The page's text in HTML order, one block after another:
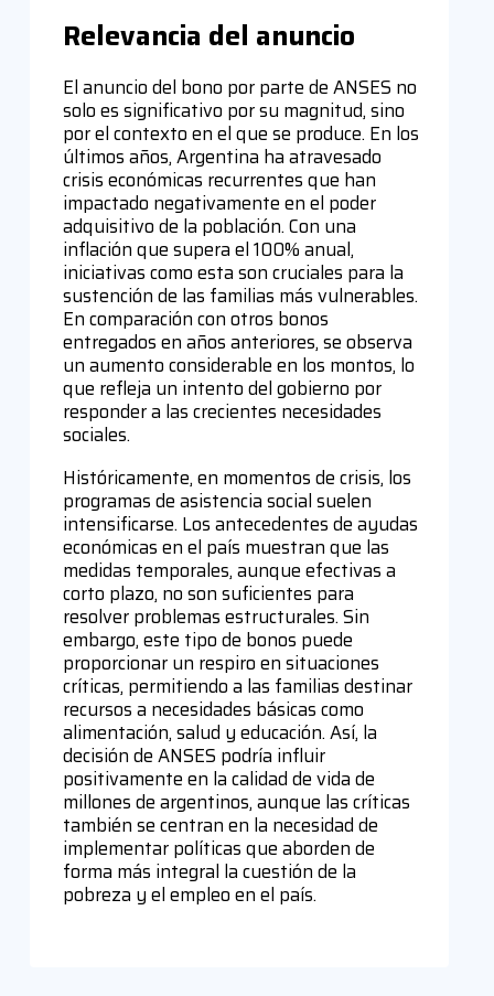
Relevancia del anuncio
El anuncio del bono por parte de ANSES no
solo es significativo por su magnitud, sino
por el contexto en el que se produce. En los
últimos años, Argentina ha atravesado
crisis económicas recurrentes que han
impactado negativamente en el poder
adquisitivo de la población. Con una
inflación que supera el 100% anual,
iniciativas como esta son cruciales para la
sustención de las familias más vulnerables.
En comparación con otros bonos
entregados en años anteriores, se observa
un aumento considerable en los montos, lo
que refleja un intento del gobierno por
responder a las crecientes necesidades
sociales.
Históricamente, en momentos de crisis, los
programas de asistencia social suelen
intensificarse. Los antecedentes de ayudas
económicas en el país muestran que las
medidas temporales, aunque efectivas a
corto plazo, no son suficientes para
resolver problemas estructurales. Sin
embargo, este tipo de bonos puede
proporcionar un respiro en situaciones
críticas, permitiendo a las familias destinar
recursos a necesidades básicas como
alimentación, salud y educación. Así, la
decisión de ANSES podría influir
positivamente en la calidad de vida de
millones de argentinos, aunque las críticas
también se centran en la necesidad de
implementar políticas que aborden de
forma más integral la cuestión de la
pobreza y el empleo en el país.